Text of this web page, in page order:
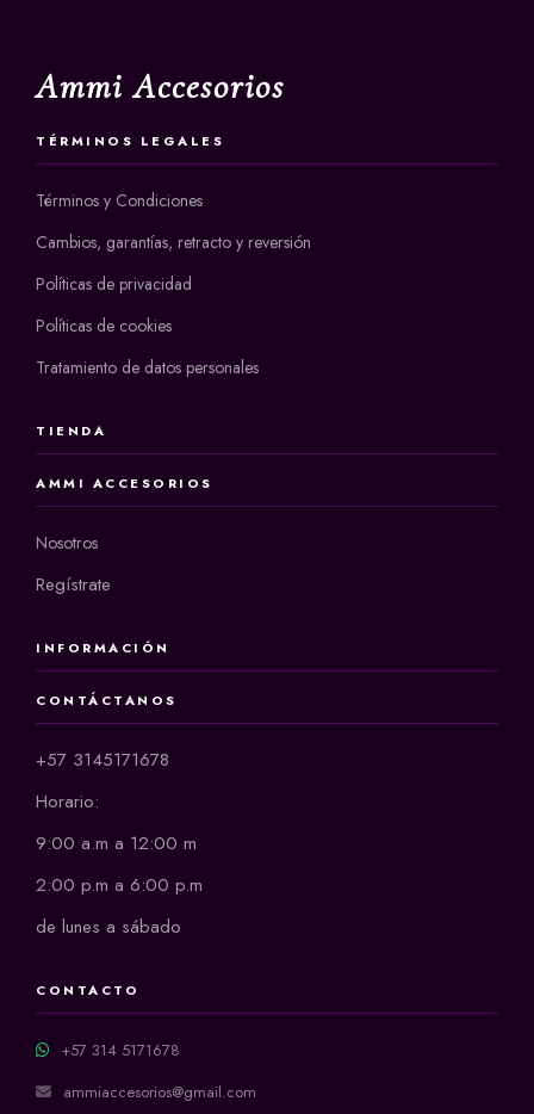
Ammi Accesorios
TÉRMINOS LEGALES
Términos y Condiciones
Cambios, garantías, retracto y reversión
Políticas de privacidad
Políticas de cookies
Tratamiento de datos personales
TIENDA
AMMI ACCESORIOS
Nosotros
Regístrate
INFORMACIÓN
CONTÁCTANOS
+57 3145171678
Horario:
9:00 a.m a 12:00 m
2:00 p.m a 6:00 p.m
de lunes a sábado
CONTACTO
+57 314 5171678
ammiaccesorios@gmail.com